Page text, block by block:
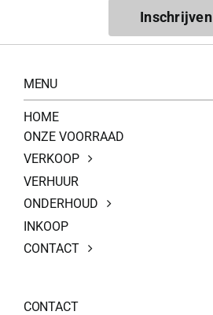
Inschrijven
MENU
HOME
ONZE VOORRAAD
VERKOOP
VERHUUR
ONDERHOUD
INKOOP
CONTACT
CONTACT